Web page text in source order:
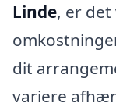
Linde, er
dit
variere